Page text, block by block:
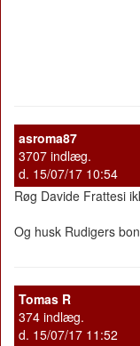
asroma87
3707 indlæg.
d. 15/07/17 10:54
Røg Davide Frattesi
Og husk Rudigers
Tomas R
374 indlæg.
d. 15/07/17 11:52